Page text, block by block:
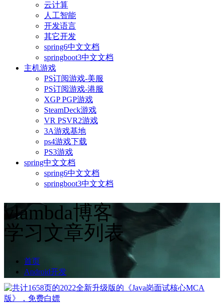
云计算
人工智能
开发语言
其它开发
spring6中文文档
springboot3中文文档
主机游戏
PS订阅游戏-美服
PS订阅游戏-港服
XGP PGP游戏
SteamDeck游戏
VR PSVR2游戏
3A游戏基地
ps4游戏下载
PS3游戏
spring中文文档
spring6中文文档
springboot3中文文档
vlambda博客
学习文章列表
首页
Android开发